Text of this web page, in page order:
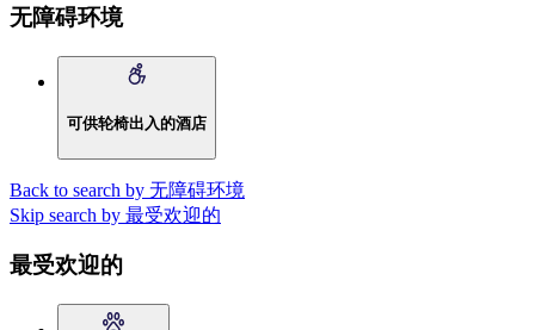
无障碍环境
可供轮椅出入的酒店
Back to search by 无障碍环境
Skip search by 最受欢迎的
最受欢迎的